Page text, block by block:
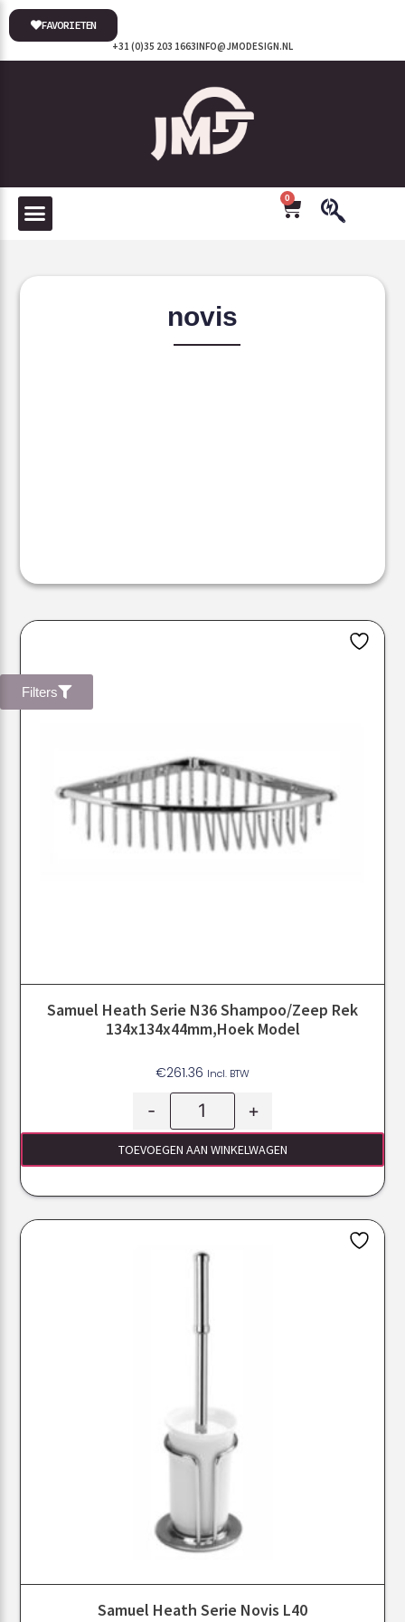
INFO@JMODESIGN.NL
+31 (0)35 203 1663
FAVORIETEN
0
novis
Filters
Samuel Heath Serie N36 Shampoo/zeep Rek
134x134x44mm,hoek Model
€261.36 Incl. BTW
- +
TOEVOEGEN AAN WINKELWAGEN
Samuel Heath Serie Novis L40